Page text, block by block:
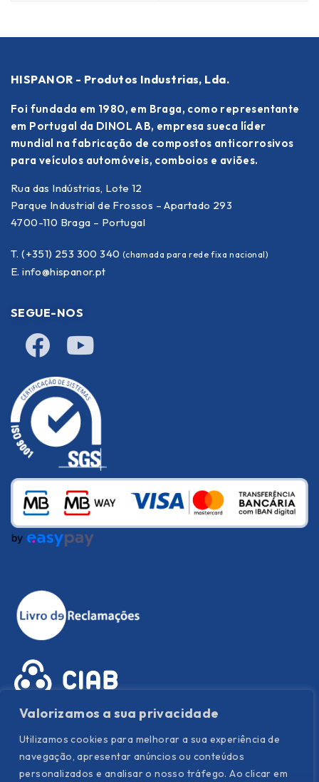
Valorizamos a sua privacidade
Utilizamos cookies para melhorar a sua experiência de
navegação, apresentar anúncios ou conteúdos
personalizados e analisar o nosso tráfego. Ao clicar em
HISPANOR - Produtos Industrias, Lda.
Foi fundada em 1980, em Braga, como representante
em Portugal da DINOL AB, empresa sueca líder
mundial na fabricação de compostos anticorrosivos
para veículos automóveis, comboios e aviões.
Rua das Indústrias, Lote 12
Parque Industrial de Frossos – Apartado 293
4700-110 Braga – Portugal
T. (+351) 253 300 340 (chamada para rede fixa nacional)
E. info@hispanor.pt
SEGUE-NOS